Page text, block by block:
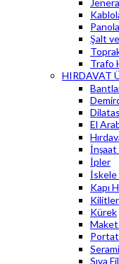
Şalt
Trafo
HIRDAVAT
El
İpler
İskele
Kapı
Kilitler
Kürek
Maket
Sıva